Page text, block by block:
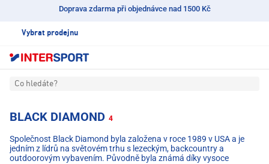
Doprava zdarma při objednávce nad 1500 Kč
Vybrat prodejnu
Co hledáte?
BLACK DIAMOND 4
Společnost Black Diamond byla založena v roce 1989 v USA a je
jedním z lídrů na světovém trhu s lezeckým, backcountry a
outdoorovým vybavením. Původně byla známá díky vysoce